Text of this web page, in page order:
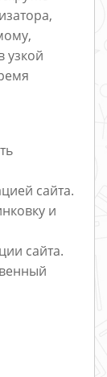
узкой
сайта.
и
сайта.